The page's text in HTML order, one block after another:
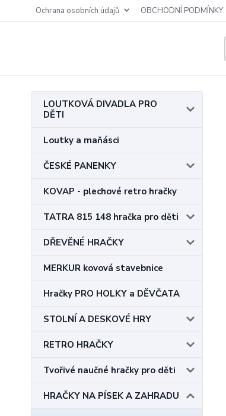
Ochrana osobních údajů OBCHODNÍ PODMÍNKY
LOUTKOVÁ DIVADLA PRO
DĚTI
Loutky a maňásci
ČESKÉ PANENKY
KOVAP - plechové retro hračky
TATRA 815 148 hračka pro děti
DŘEVĚNÉ HRAČKY
MERKUR kovová stavebnice
Hračky PRO HOLKY a DĚVČATA
STOLNÍ A DESKOVÉ HRY
RETRO HRAČKY
Tvořivé naučné hračky pro děti
HRAČKY NA PÍSEK A ZAHRADU